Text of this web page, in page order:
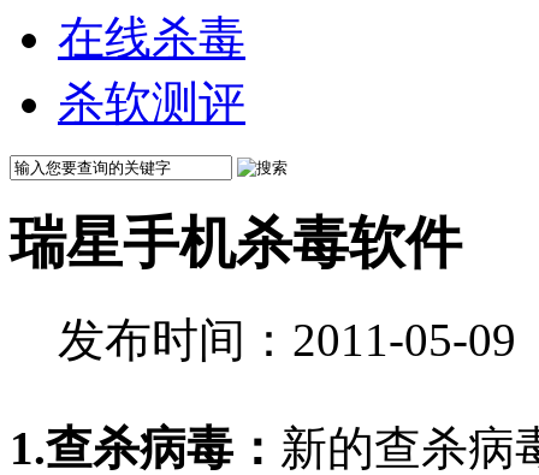
在线杀毒
杀软测评
瑞星手机杀毒软件
发布时间：2011-05-
1.查杀病毒： 新的查杀病